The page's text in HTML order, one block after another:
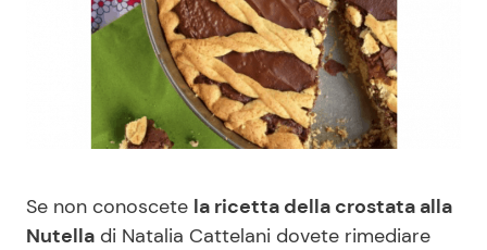
News Spettacolo
Benessere
Moda e Style
Cucina e Ricette
Dolci
Se non conoscete la ricetta della crostata alla
Nutella di Natalia Cattelani dovete rimediare